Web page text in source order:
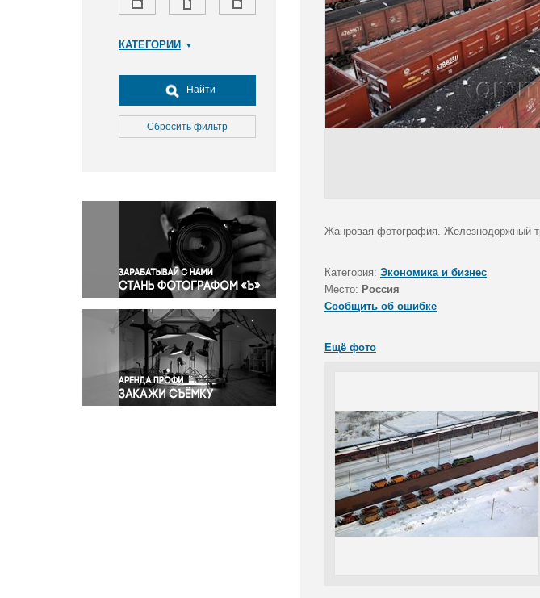
КАТЕГОРИИ
Досуг, туризм и отдых
Культура
Медицина
Окружающая среда
Политика
Правосудие
Происшествия и конфликты
Религия
Светская жизнь
Спорт
Экология
Экономика и бизнес
Найти
Сбросить фильтр
Жанровая фотография. Железнодоржный
Категория: Экономика и бизнес
Место: Россия
Сообщить об ошибке
Ещё фото